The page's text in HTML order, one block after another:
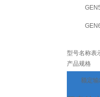
型号名称表
产品规格
额定